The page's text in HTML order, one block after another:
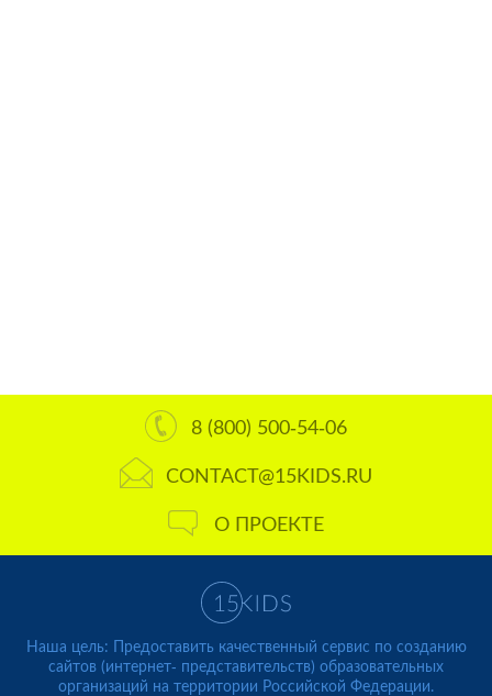
8 (800) 500-54-06
CONTACT@15KIDS.RU
О ПРОЕКТЕ
Наша цель: Предоставить качественный сервис по созданию
сайтов (интернет- представительств) образовательных
организаций на территории Российской Федерации.